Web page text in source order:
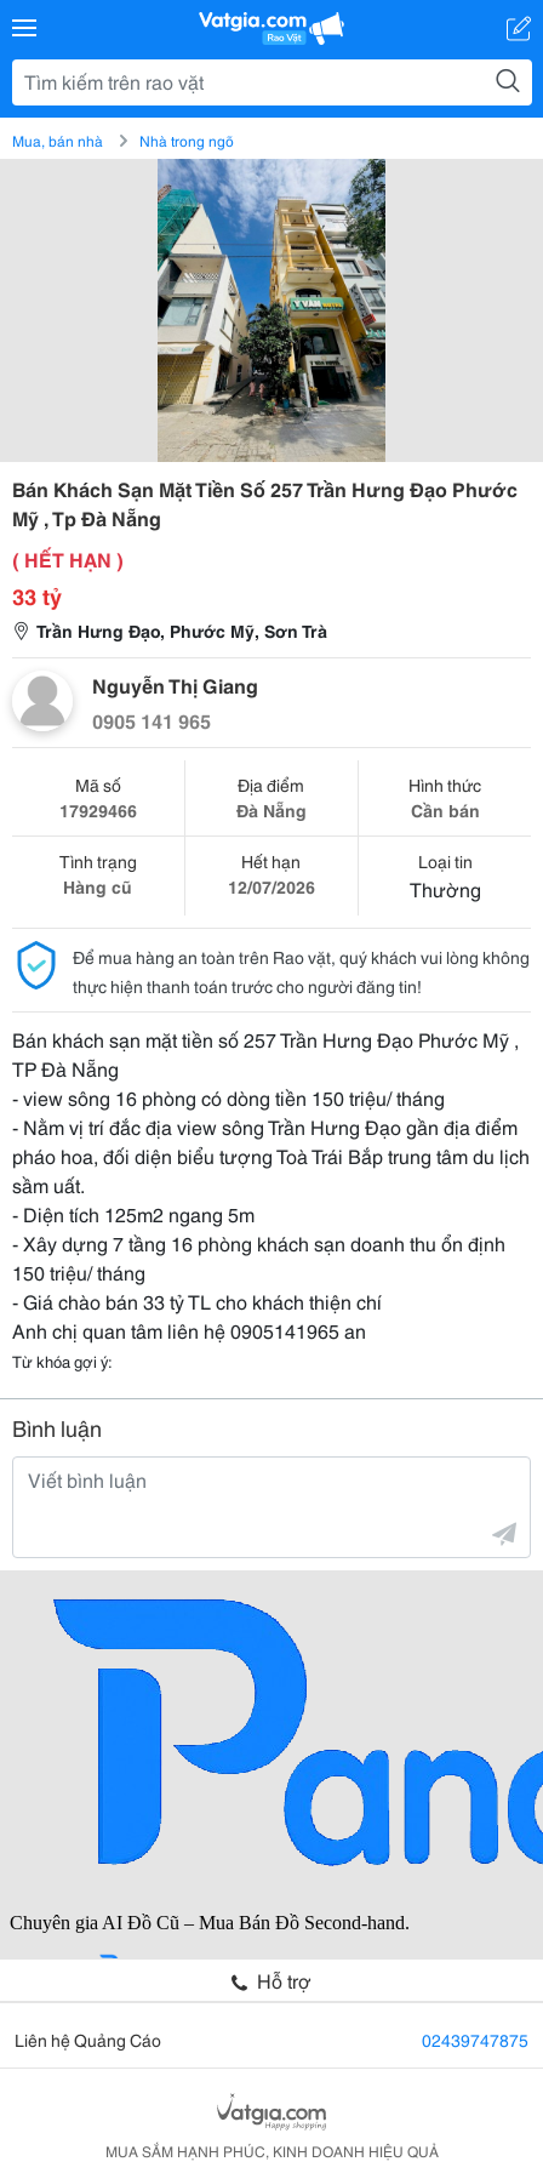
Mua, bán nhà Nhà trong ngõ
Bán Khách Sạn Mặt Tiền Số 257 Trần Hưng Đạo Phước
Mỹ , Tp Đà Nẵng
( HẾT HẠN )
33 tỷ
Trần Hưng Đạo, Phước Mỹ, Sơn Trà
Nguyễn Thị Giang
0905 141 965
Mã số
17929466
Địa điểm
Đà Nẵng
Hình thức
Cần bán
Tình trạng
Hàng cũ
Hết hạn
12/07/2026
Loại tin
Thường
Để mua hàng an toàn trên Rao vặt, quý khách vui lòng không
thực hiện thanh toán trước cho người đăng tin!
Bán khách sạn mặt tiền số 257 Trần Hưng Đạo Phước Mỹ ,
TP Đà Nẵng
- view sông 16 phòng có dòng tiền 150 triệu/ tháng
- Nằm vị trí đắc địa view sông Trần Hưng Đạo gần địa điểm
pháo hoa, đối diện biểu tượng Toà Trái Bắp trung tâm du lịch
sầm uất.
- Diện tích 125m2 ngang 5m
- Xây dựng 7 tầng 16 phòng khách sạn doanh thu ổn định
150 triệu/ tháng
- Giá chào bán 33 tỷ TL cho khách thiện chí
Anh chị quan tâm liên hệ 0905141965 an
Từ khóa gợi ý:
Bình luận
Hỗ trợ
Liên hệ Quảng Cáo 02439747875
MUA SẮM HẠNH PHÚC, KINH DOANH HIỆU QUẢ